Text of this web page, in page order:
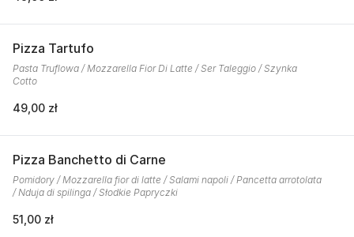
Pizza Tartufo
Pasta Truflowa / Mozzarella Fior Di Latte / Ser Taleggio / Szynka
Cotto
49,00 zł
Pizza Banchetto di Carne
Pomidory / Mozzarella fior di latte / Salami napoli / Pancetta arrotolata
/ Nduja di spilinga / Słodkie Papryczki
51,00 zł